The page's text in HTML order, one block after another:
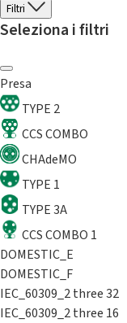
Filtri
Seleziona i filtri
Presa
TYPE 2
CCS COMBO
CHAdeMO
TYPE 1
TYPE 3A
CCS COMBO 1
DOMESTIC_E
DOMESTIC_F
IEC_60309_2 three 32
IEC_60309_2 three 16